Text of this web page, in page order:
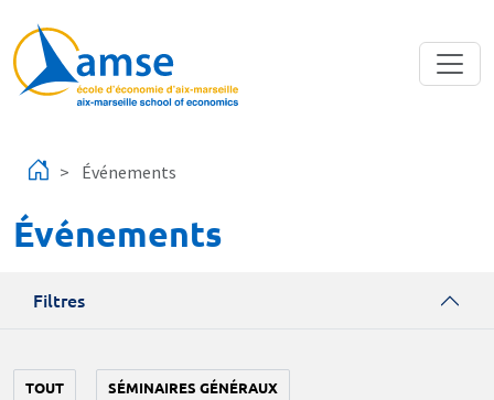
Événements
Événements
Filtres
TOUT SÉMINAIRES GÉNÉRAUX